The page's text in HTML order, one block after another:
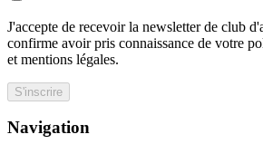
J'accepte de recevoir la newsletter de club
confirme avoir pris connaissance de votre
et mentions légales.
S'inscrire
Navigation